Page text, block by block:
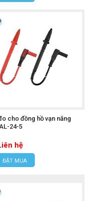
cho đồng hồ vạn năng
24-5
hệ
ĐẶT MUA